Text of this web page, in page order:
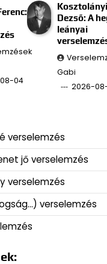
04
Kosztolányi
Dezső: A
leányai
Gabi
2026-
verselemzés
jő verselemzés
verselemzés
verselemzés